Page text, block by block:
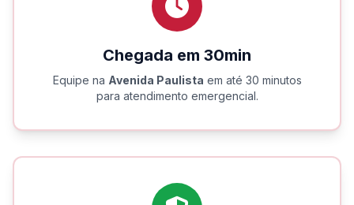
Chegada em 30min
Equipe na Avenida Paulista em até 30 minutos
para atendimento emergencial.